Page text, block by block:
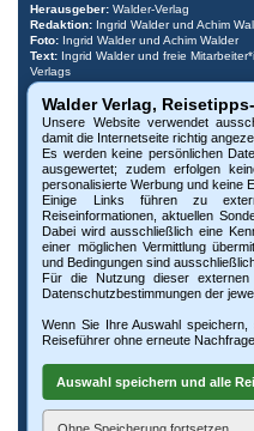
Herausgeber:Walder-Verlag
Redaktion: Ingrid Walder und Achim
Foto: Ingrid Walder und Achim Walder
Text: Ingrid Walder und freie
Verlags
- Fotos und Texte, wenn
freundlicherweise bereitgestellt.
Urheberrecht:Bitte beachten Sie, dass
dieser Internetseite beim Walder-
auch auszugsweise, ist nur mit
der Fotografen möglich. Die
autorisierten Internetseiten oder
Missbrauch behalten wir uns rechtliche
Impressum:© Walder-Verlag, Kreuztal,
ImpressumundAGB ,
Diese Website verwendet technisch
richtig angezeigt wird. Es erfolgt keine
Datenschutz
Anzeigenkunden, die es ermöglichen,
und Freizeitattraktionen zur Verfügung
grau hinterlegt. Der Walder-Verlag
Partner.Anzeigen sind grau hinterlegt
Walder Verlag,
Unsere Website verwendet
damit die Internetseite richtig
Es werden keine persönlichen
ausgewertet; zudem erfolgen
personalisierte Werbung und keine
Einige Links führen zu
Reiseinformationen, aktuellen
Dabei wird ausschließlich eine
einer möglichen Vermittlung
und Bedingungen sind
Für die Nutzung dieser externen
Datenschutzbestimmungen der
Wenn Sie Ihre Auswahl
Reiseführer ohne erneute
Auswahl speichern und alle